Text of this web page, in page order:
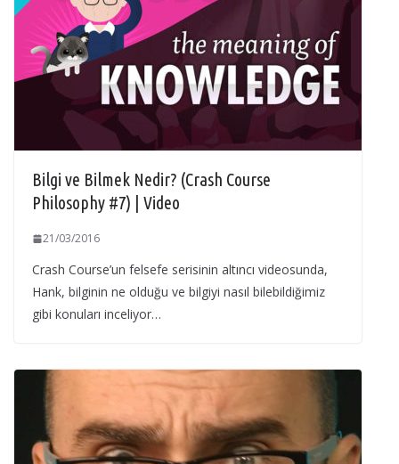
Bilgi ve Bilmek Nedir? (Crash Course
Philosophy #7) | Video
21/03/2016
Crash Course’un felsefe serisinin altıncı videosunda,
Hank, bilginin ne olduğu ve bilgiyi nasıl bilebildiğimiz
gibi konuları inceliyor…